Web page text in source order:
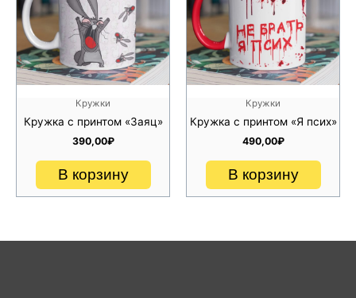
Кружки
Кружка с принтом «Заяц»
390,00₽
В корзину
Кружки
Кружка с принтом «Я псих»
490,00₽
В корзину